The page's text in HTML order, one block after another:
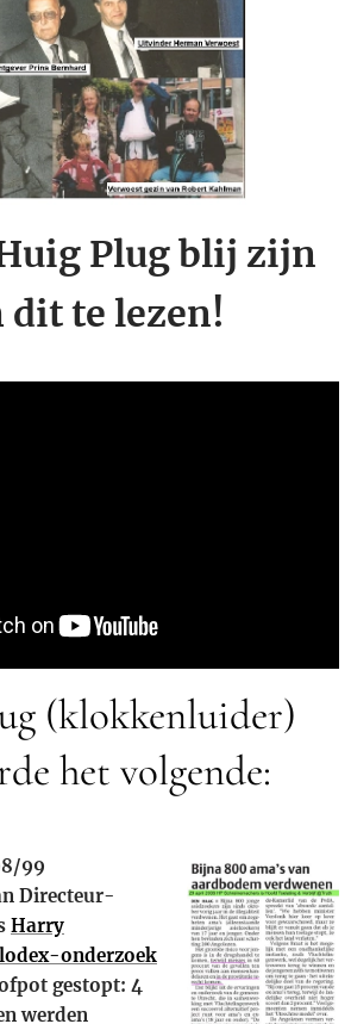
Plug blij zijn
dit te lezen!
(klokkenluider)
het volgende:
99
Directeur-
Harry
onderzoek
gestopt: 4
werden